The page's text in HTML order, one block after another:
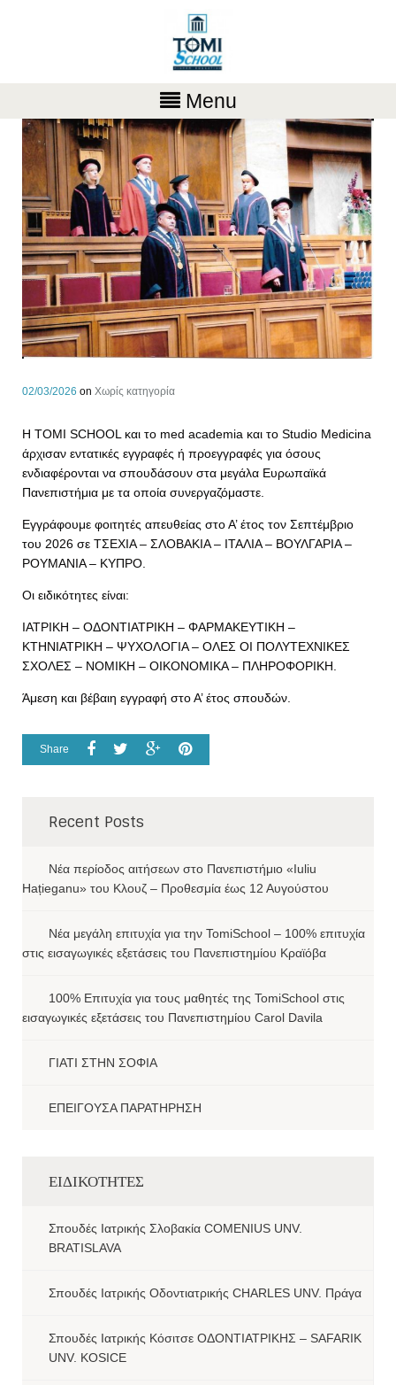
Menu
02/03/2026 on Χωρίς κατηγορία
H TOMI SCHOOL και το med academia και το Studio Medicina
άρχισαν εντατικές εγγραφές ή προεγγραφές για όσους
ενδιαφέρονται να σπουδάσουν στα μεγάλα Ευρωπαϊκά
Πανεπιστήμια με τα οποία συνεργαζόμαστε.
Εγγράφουμε φοιτητές απευθείας στο Α’ έτος τον Σεπτέμβριο
του 2026 σε ΤΣΕΧΙΑ – ΣΛΟΒΑΚΙΑ – ΙΤΑΛΙΑ – ΒΟΥΛΓΑΡΙΑ –
ΡΟΥΜΑΝΙΑ – ΚΥΠΡΟ.
Οι ειδικότητες είναι:
ΙΑΤΡΙΚΗ – ΟΔΟΝΤΙΑΤΡΙΚΗ – ΦΑΡΜΑΚΕΥΤΙΚΗ –
ΚΤΗΝΙΑΤΡΙΚΗ – ΨΥΧΟΛΟΓΙΑ – ΟΛΕΣ ΟΙ ΠΟΛΥΤΕΧΝΙΚΕΣ
ΣΧΟΛΕΣ – ΝΟΜΙΚΗ – ΟΙΚΟΝΟΜΙΚΑ – ΠΛΗΡΟΦΟΡΙΚΗ.
Άμεση και βέβαιη εγγραφή στο Α’ έτος σπουδών.
Share
Recent Posts
Νέα περίοδος αιτήσεων στο Πανεπιστήμιο «Iuliu
Hațieganu» του Κλουζ – Προθεσμία έως 12 Αυγούστου
Νέα μεγάλη επιτυχία για την TomiSchool – 100% επιτυχία
στις εισαγωγικές εξετάσεις του Πανεπιστημίου Κραϊόβα
100% Επιτυχία για τους μαθητές της TomiSchool στις
εισαγωγικές εξετάσεις του Πανεπιστημίου Carol Davila
ΓΙΑΤΙ ΣΤΗΝ ΣΟΦΙΑ
ΕΠΕΙΓΟΥΣΑ ΠΑΡΑΤΗΡΗΣΗ
ΕΙΔΙΚΟΤΗΤΕΣ
Σπουδές Ιατρικής Σλοβακία COMENIUS UNV.
BRATISLAVA
Σπουδές Ιατρικής Οδοντιατρικής CHARLES UNV. Πράγα
Σπουδές Ιατρικής Κόσιτσε ΟΔΟΝΤΙΑΤΡΙΚΗΣ – SAFARIK
UNV. KOSICE